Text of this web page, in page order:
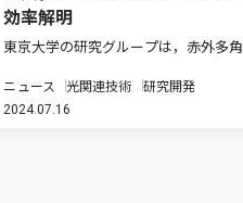
効率解明
東京大学の研究グループは，赤外多
表面におけるダングリングOHの光吸
にした（ニュースリリース）。 2023
ニュース 光関連技術 研究開発
2024.07.16